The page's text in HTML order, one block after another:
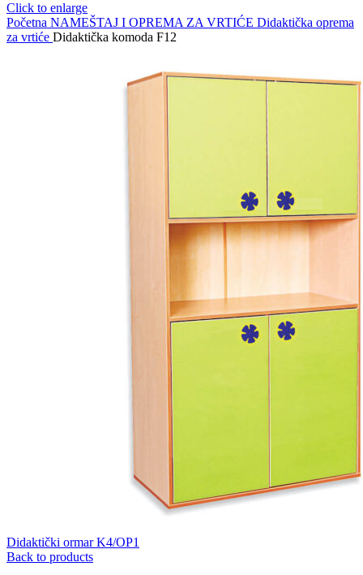
Click to enlarge
Početna NAMEŠTAJ I OPREMA ZA VRTIĆE Didaktička oprema
za vrtiće Didaktička komoda F12
Didaktički ormar K4/OP1
Back to products